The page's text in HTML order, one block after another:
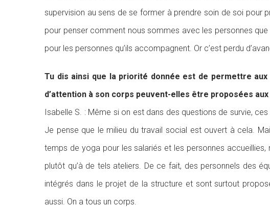
supervision au sens de se former à prendre soin de soi pour
pour penser comment nous sommes avec les personnes
pour les personnes qu’ils accompagnent. Or c’est perdu
Tu dis ainsi que la priorité donnée est de permettre
d’attention à son corps peuvent-elles être proposées
Isabelle S. : Même si on est dans des questions de survie,
Je pense que le milieu du travail social est ouvert à cela.
temps de yoga pour les salariés et les personnes
plutôt qu’à de tels ateliers. De ce fait, des personnels des
intégrés dans le projet de la structure et sont surtout
aussi. On a tous un corps.